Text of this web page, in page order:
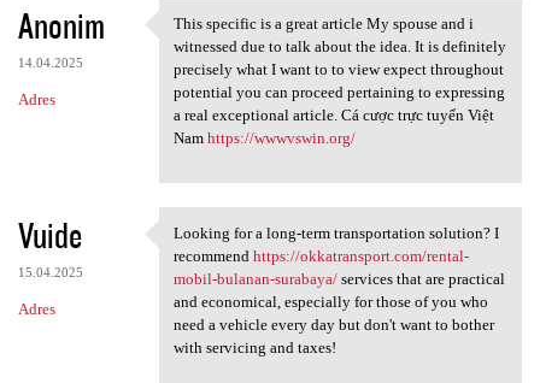
Anonim
14.04.2025
Adres
This specific is a great
This specific is a great article My spouse and i
witnessed due to talk about the idea. It is definitely
precisely what I want to to view expect throughout
potential you can proceed pertaining to expressing
a real exceptional article. Cá cược trực tuyến Việt
Nam https://wwwvswin.org/
Vuide
15.04.2025
Adres
Looking for a long-term
Looking for a long-term transportation solution? I
recommend https://okkatransport.com/rental-
mobil-bulanan-surabaya/services that are practical
and economical, especially for those of you who
need a vehicle every day but don't want to bother
with servicing and taxes!